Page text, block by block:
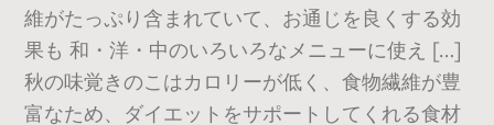
維がたっぷり含まれていて、お通じを良くする効
果も 和・洋・中のいろいろなメニューに使え […]
秋の味覚きのこはカロリーが低く、食物繊維が豊
富なため、ダイエットをサポートしてくれる食材